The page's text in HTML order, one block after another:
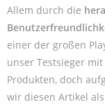
Allem durch die
einer der großen
unser Testsieger
Produkten, doch
wir diesen Artikel